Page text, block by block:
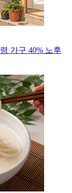
가구 40% 노후